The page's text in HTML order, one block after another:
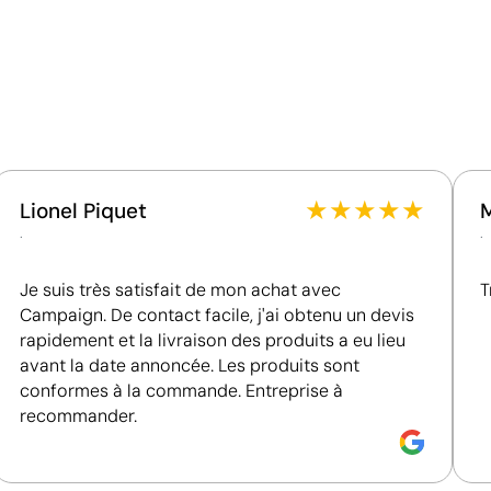
Impression de petits détails sur des surfaces
La tampographie transfère l’encre d’une plaque gravée
reconnue, garantissant la vérification des
conditions de travail.
Fournisseur certifié ISO 14001, attestant d'un
système de management de la santé et de la
sécurité au travail.
Lionel Piquet
.
★★★★★
Je suis très satisfait de mon achat avec
Campaign. De contact facile, j'ai obtenu un devis
rapidement et la livraison des produits a eu lieu
avant la date annoncée. Les produits sont
conformes à la commande. Entreprise à
recommander.
.